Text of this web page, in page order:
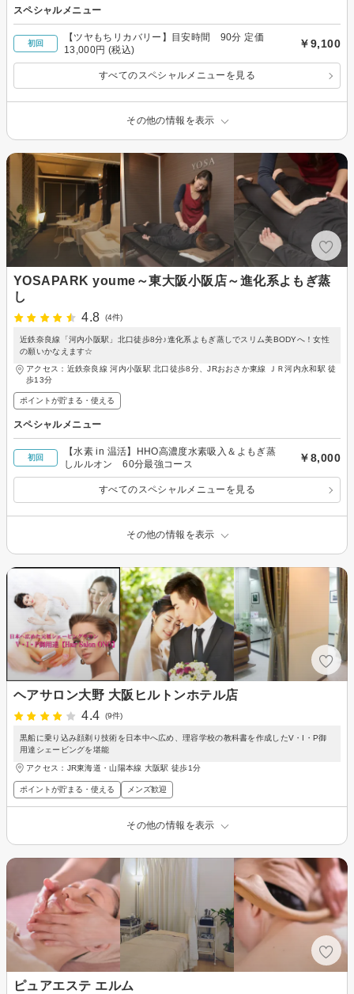
スペシャルメニュー
初回
【ツヤもちリカバリー】目安時間 90分 定価
13,000円 (税込)
￥9,100
すべてのスペシャルメニューを見る
その他の情報を表示
YOSAPARK youme～東大阪小阪店～進化系よもぎ蒸
し
4.8
(4件)
近鉄奈良線「河内小阪駅」北口徒歩8分♪進化系よもぎ蒸しでスリム美BODYへ！女性
の願いかなえます☆
アクセス：近鉄奈良線 河内小阪駅 北口徒歩8分、JRおおさか東線 ＪＲ河内永和駅 徒
歩13分
ポイントが貯まる・使える
スペシャルメニュー
初回
【水素 in 温活】HHO高濃度水素吸入＆よもぎ蒸
しルルオン 60分最強コース
￥8,000
すべてのスペシャルメニューを見る
その他の情報を表示
ヘアサロン大野 大阪ヒルトンホテル店
4.4
(9件)
黒船に乗り込み顔剃り技術を日本中へ広め、理容学校の教科書を作成したV・I・P御
用達シェービングを堪能
アクセス：JR東海道・山陽本線 大阪駅 徒歩1分
ポイントが貯まる・使える メンズ歓迎
その他の情報を表示
ピュアエステ エルム